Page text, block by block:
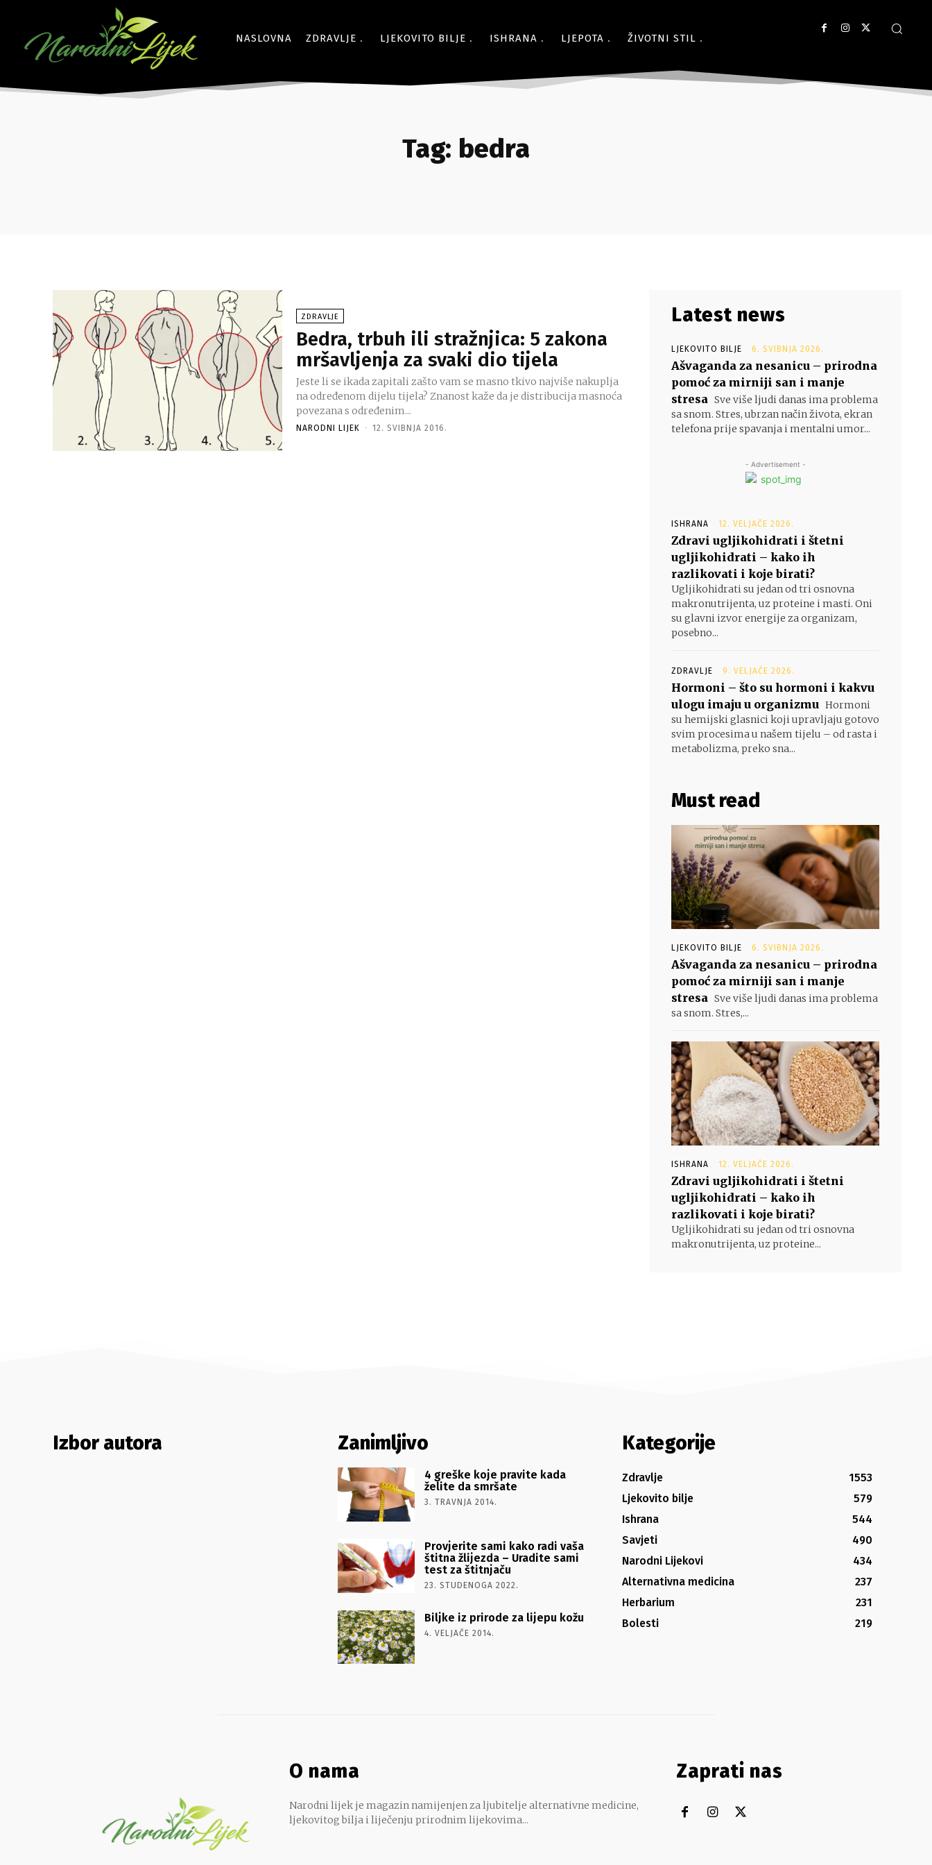
NASLOVNA ZDRAVLJE LJEKOVITO BILJE ISHRANA LJEPOTA ŽIVOTNI STIL
Tag: bedra
ZDRAVLJE
Bedra, trbuh ili stražnjica: 5 zakona
mršavljenja za svaki dio tijela
Jeste li se ikada zapitali zašto vam se masno tkivo najviše nakuplja
na određenom dijelu tijela? Znanost kaže da je distribucija masnoća
povezana s određenim...
NARODNI LIJEK - 12. SVIBNJA 2016.
Latest news
LJEKOVITO BILJE 6. SVIBNJA 2026.
Ašvaganda za nesanicu – prirodna
pomoć za mirniji san i manje
stresa Sve više ljudi danas ima problema
sa snom. Stres, ubrzan način života, ekran
telefona prije spavanja i mentalni umor...
- Advertisement -
ISHRANA 12. VELJAČE 2026.
Zdravi ugljikohidrati i štetni
ugljikohidrati – kako ih
razlikovati i koje birati?
Ugljikohidrati su jedan od tri osnovna
makronutrijenta, uz proteine i masti. Oni
su glavni izvor energije za organizam,
posebno...
ZDRAVLJE 9. VELJAČE 2026.
Hormoni – što su hormoni i kakvu
ulogu imaju u organizmu Hormoni
su hemijski glasnici koji upravljaju gotovo
svim procesima u našem tijelu – od rasta i
metabolizma, preko sna...
Must read
LJEKOVITO BILJE 6. SVIBNJA 2026.
Ašvaganda za nesanicu – prirodna
pomoć za mirniji san i manje
stresa Sve više ljudi danas ima problema
sa snom. Stres,...
ISHRANA 12. VELJAČE 2026.
Zdravi ugljikohidrati i štetni
ugljikohidrati – kako ih
razlikovati i koje birati?
Ugljikohidrati su jedan od tri osnovna
makronutrijenta, uz proteine...
Izbor autora Zanimljivo
4 greške koje pravite kada
želite da smršate
3. TRAVNJA 2014.
Provjerite sami kako radi vaša
štitna žlijezda – Uradite sami
test za štitnjaču
23. STUDENOGA 2022.
Biljke iz prirode za lijepu kožu
4. VELJAČE 2014.
Kategorije
Zdravlje
1553
Ljekovito bilje
579
Ishrana
544
Savjeti
490
Narodni Lijekovi
434
Alternativna medicina
237
Herbarium
231
Bolesti
219
O nama
Narodni lijek je magazin namijenjen za ljubitelje alternativne medicine,
ljekovitog bilja i liječenju prirodnim lijekovima...
Zaprati nas